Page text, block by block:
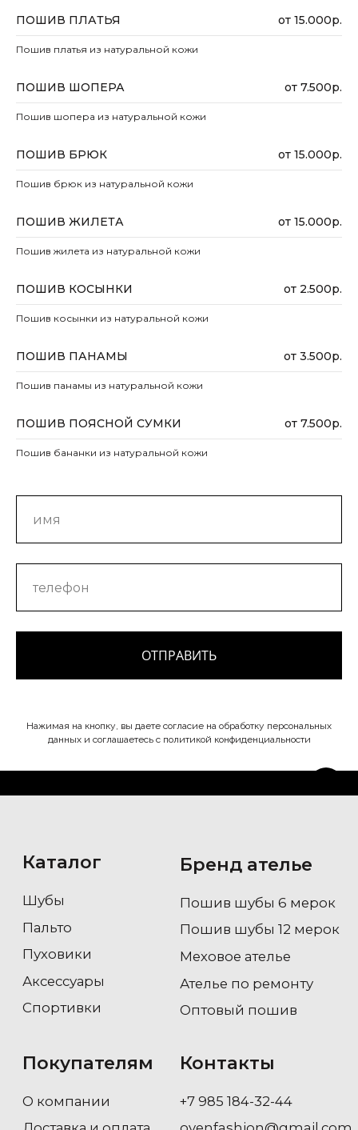
ПОШИВ ПЛАТЬЯ от 15.000р.
Пошив платья из натуральной кожи
ПОШИВ ШОПЕРА от 7.500р.
Пошив шопера из натуральной кожи
ПОШИВ БРЮК от 15.000р.
Пошив брюк из натуральной кожи
ПОШИВ ЖИЛЕТА от 15.000р.
Пошив жилета из натуральной кожи
ПОШИВ КОСЫНКИ от 2.500р.
Пошив косынки из натуральной кожи
ПОШИВ ПАНАМЫ от 3.500р.
Пошив панамы из натуральной кожи
ПОШИВ ПОЯСНОЙ СУМКИ от 7.500р.
Пошив бананки из натуральной кожи
ОТПРАВИТЬ
Нажимая на кнопку, вы даете согласие на обработку персональных
данных и соглашаетесь c политикой конфиденциальности